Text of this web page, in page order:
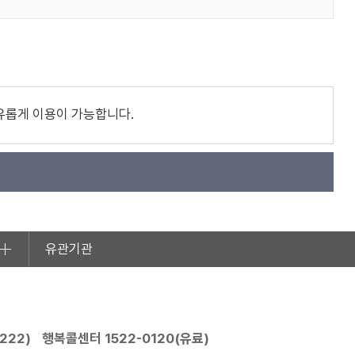
롭게 이용이 가능합니다.
유관기관
) 행복콜센터 1522-0120(유료)